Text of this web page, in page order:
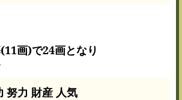
画)で24画となり
努力 財産 人気